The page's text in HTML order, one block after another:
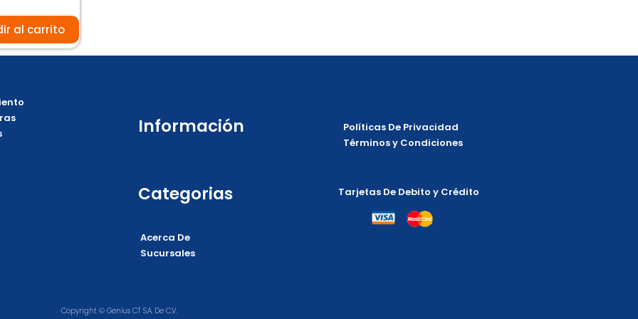
al carrito
Información
Categorias
Acerca De
Sucursales
Políticas De Privacidad
Términos y Condiciones
Tarjetas De Debito y Crédito
Copyright © Genius CT S.A. De C.V.